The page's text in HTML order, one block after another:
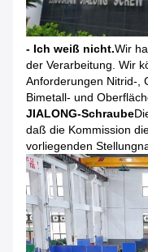
- Ich weiß nicht.Wir
der Verarbeitung. Wir
Anforderungen Nitrid-,
Bimetall- und
JIALONG-Schraube
daß die Kommission
vorliegenden